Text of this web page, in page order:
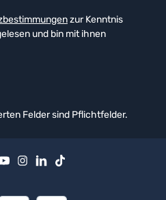
zur Kenntnis
und bin mit ihnen
Felder sind Pflichtfelder.